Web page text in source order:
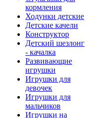
кормления
Ходунки детские
Детские качели
Конструктор
Детский шезлонг
- качалка
Развивающие
игрушки
Игрушки для
девочек
Игрушки для
мальчиков
Игрушки на